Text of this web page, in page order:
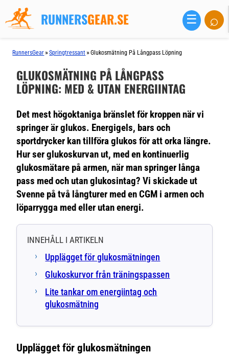
RUNNERSGEAR.SE ☰ ⌕
RunnersGear »Springtressant »Glukosmätning På Långpass Löpning
GLUKOSMÄTNING PÅ LÅNGPASS
LÖPNING: MED & UTAN ENERGIINTAG
Det mest högoktaniga bränslet för kroppen när vi
springer är glukos. Energigels, bars och
sportdrycker kan tillföra glukos för att orka längre.
Hur ser glukoskurvan ut, med en kontinuerlig
glukosmätare på armen, när man springer långa
pass med och utan glukosintag? Vi skickade ut
Svenne på två långturer med en CGM i armen och
löparrygga med eller utan energi.
INNEHÅLL I ARTIKELN
Upplägget för glukosmätningen
Glukoskurvor från träningspassen
Lite tankar om energiintag och
glukosmätning
Upplägget för glukosmätningen